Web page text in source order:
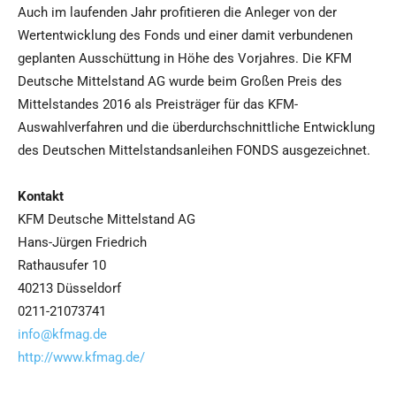
Auch im laufenden Jahr profitieren die Anleger von der
Wertentwicklung des Fonds und einer damit verbundenen
geplanten Ausschüttung in Höhe des Vorjahres. Die KFM
Deutsche Mittelstand AG wurde beim Großen Preis des
Mittelstandes 2016 als Preisträger für das KFM-
Auswahlverfahren und die überdurchschnittliche Entwicklung
des Deutschen Mittelstandsanleihen FONDS ausgezeichnet.
Kontakt
KFM Deutsche Mittelstand AG
Hans-Jürgen Friedrich
Rathausufer 10
40213 Düsseldorf
0211-21073741
info@kfmag.de
http://www.kfmag.de/